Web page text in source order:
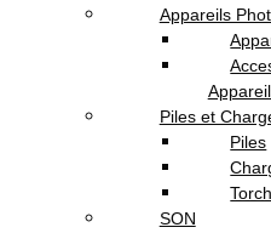
Couleur
: NOIR
Accessoires
Appareils
Piles et
Piles
SON